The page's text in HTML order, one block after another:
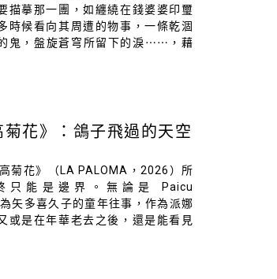
描摹那一團，如纏繞在錢婆婆印璽
時候看向其周遭的物事，一條乾涸
鬼，盤旋蒼穹所留下的淚⋯⋯，藉
菊花》：鴿子飛過的天空
菊花》（LA PALOMA，2026）所
只能是邊界。無論是 Paicu
矢多喜久子的童年往事，作為派娜
或是在年華老去之後，還是能看見